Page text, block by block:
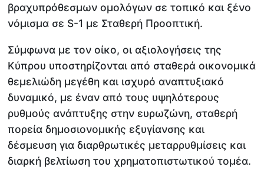
βραχυπρόθεσμων ομολόγων σε τοπικό και ξένο
νόμισμα σε S-1 με Σταθερή Προοπτική.
Σύμφωνα με τον οίκο, οι αξιολογήσεις της
Κύπρου υποστηρίζονται από σταθερά οικονομικά
θεμελιώδη μεγέθη και ισχυρό αναπτυξιακό
δυναμικό, με έναν από τους υψηλότερους
ρυθμούς ανάπτυξης στην ευρωζώνη, σταθερή
πορεία δημοσιονομικής εξυγίανσης και
δέσμευση για διαρθρωτικές μεταρρυθμίσεις και
διαρκή βελτίωση του χρηματοπιστωτικού τομέα.